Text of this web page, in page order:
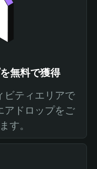
無料で獲得
ティエリアで
アドロップをご
す。